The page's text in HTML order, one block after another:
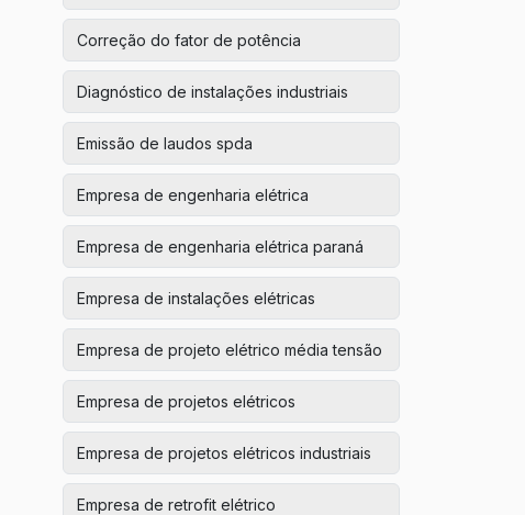
Correção do fator de potência
Diagnóstico de instalações industriais
Emissão de laudos spda
Empresa de engenharia elétrica
Empresa de engenharia elétrica paraná
Empresa de instalações elétricas
Empresa de projeto elétrico média tensão
Empresa de projetos elétricos
Empresa de projetos elétricos industriais
Empresa de retrofit elétrico